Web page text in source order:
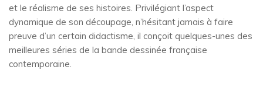
et le réalisme de ses histoires. Privilégiant l’aspect
dynamique de son découpage, n’hésitant jamais à faire
preuve d’un certain didactisme, il conçoit quelques-unes des
meilleures séries de la bande dessinée française
contemporaine.